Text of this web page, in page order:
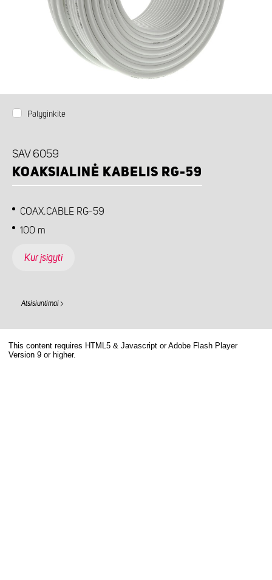
Palyginkite
SAV 6059
KOAKSIALINĖ KABELIS RG-59
COAX.CABLE RG-59
100 m
Kur įsigyti
Atsisiuntimai